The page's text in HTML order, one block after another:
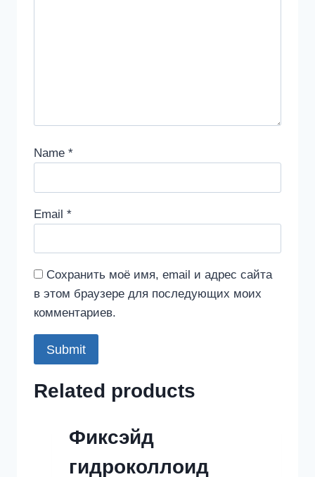
Name *
Email *
Сохранить моё имя, email и адрес сайта
в этом браузере для последующих моих
комментариев.
Related products
Фиксэйд
гидроколлоид